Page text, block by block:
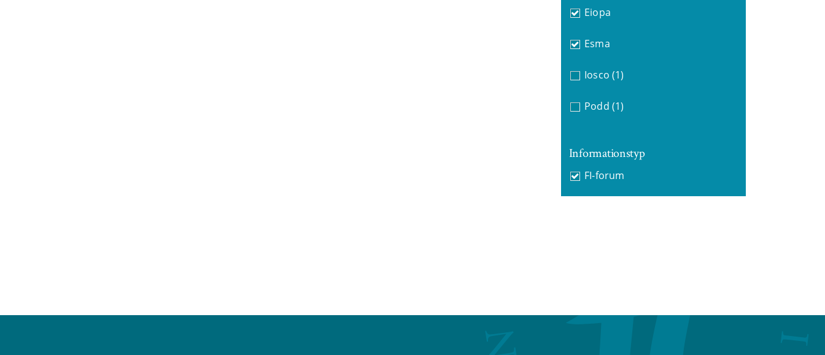
Eiopa
Esma
Iosco (1)
Podd (1)
Informationstyp
FI-forum